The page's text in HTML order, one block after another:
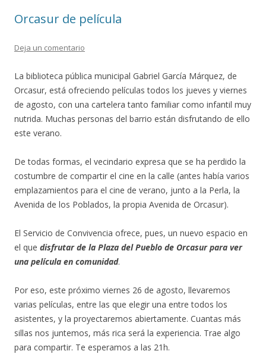
Orcasur de película
Deja un comentario
La biblioteca pública municipal Gabriel García Márquez, de
Orcasur, está ofreciendo películas todos los jueves y viernes
de agosto, con una cartelera tanto familiar como infantil muy
nutrida. Muchas personas del barrio están disfrutando de ello
este verano.
De todas formas, el vecindario expresa que se ha perdido la
costumbre de compartir el cine en la calle (antes había varios
emplazamientos para el cine de verano, junto a la Perla, la
Avenida de los Poblados, la propia Avenida de Orcasur).
El Servicio de Convivencia ofrece, pues, un nuevo espacio en
el que disfrutar de la Plaza del Pueblo de Orcasur para ver
una película en comunidad.
Por eso, este próximo viernes 26 de agosto, llevaremos
varias películas, entre las que elegir una entre todos los
asistentes, y la proyectaremos abiertamente. Cuantas más
sillas nos juntemos, más rica será la experiencia. Trae algo
para compartir. Te esperamos a las 21h.